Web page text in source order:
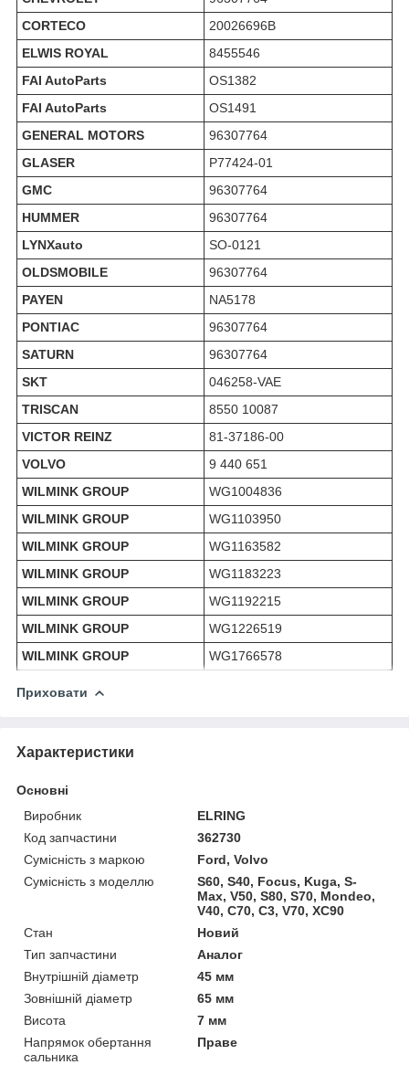
CORTECO
20026696B
ELWIS ROYAL
8455546
FAI AutoParts
OS1382
FAI AutoParts
OS1491
GENERAL MOTORS
96307764
GLASER
P77424-01
GMC
96307764
HUMMER
96307764
LYNXauto
SO-0121
OLDSMOBILE
96307764
PAYEN
NA5178
PONTIAC
96307764
SATURN
96307764
SKT
046258-VAE
TRISCAN
8550 10087
VICTOR REINZ
81-37186-00
VOLVO
9 440 651
WILMINK GROUP
WG1004836
WILMINK GROUP
WG1103950
WILMINK GROUP
WG1163582
WILMINK GROUP
WG1183223
WILMINK GROUP
WG1192215
WILMINK GROUP
WG1226519
WILMINK GROUP
WG1766578
Приховати
Характеристики
Основні
Виробник
ELRING
Код запчастини
362730
Сумісність з маркою
Ford, Volvo
Сумісність з моделлю
S60, S40, Focus, Kuga, S-
Max, V50, S80, S70, Mondeo,
V40, C70, C3, V70, XC90
Стан
Новий
Тип запчастини
Аналог
Внутрішній діаметр
45 мм
Зовнішній діаметр
65 мм
Висота
7 мм
Напрямок обертання
сальника
Праве